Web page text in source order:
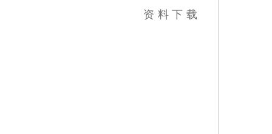
视频类
数媒类
摄影类
广告类
录音类
美术类
资 料 下 载